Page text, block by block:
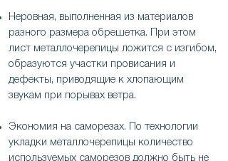
Неровная, выполненная из материалов
разного размера обрешетка. При этом
лист металлочерепицы ложится с изгибом,
образуются участки провисания и
дефекты, приводящие к хлопающим
звукам при порывах ветра.
Экономия на саморезах. По технологии
укладки металлочерепицы количество
используемых саморезов должно быть не